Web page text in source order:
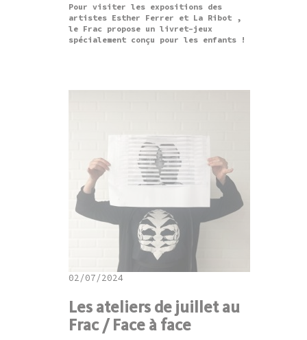
Pour visiter les expositions des
artistes Esther Ferrer et La Ribot ,
le Frac propose un livret-jeux
spécialement conçu pour les enfants !
02/07/2024
Les ateliers de juillet au
Frac / Face à face